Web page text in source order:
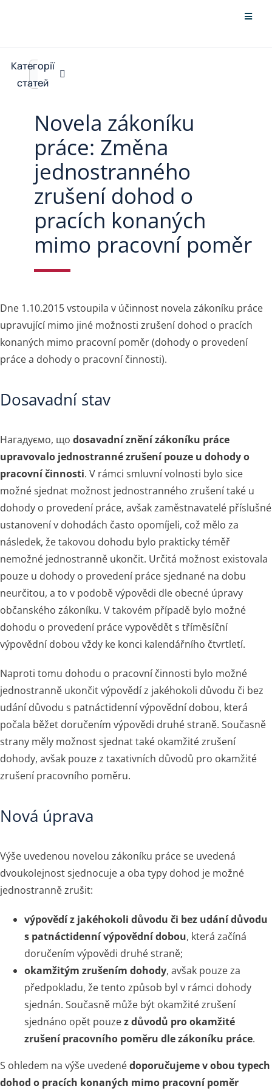
Категорії
статей
Шукайте:
Novela zákoníku
práce: Změna
jednostranného
zrušení dohod o
pracích konaných
mimo pracovní poměr
Dne 1.10.2015 vstoupila v účinnost novela zákoníku práce
upravující mimo jiné možnosti zrušení dohod o pracích
konaných mimo pracovní poměr (dohody o provedení
práce a dohody o pracovní činnosti).
Dosavadní stav
Нагадуємо, що dosavadní znění zákoníku práce
upravovalo jednostranné zrušení pouze u dohody o
pracovní činnosti. V rámci smluvní volnosti bylo sice
možné sjednat možnost jednostranného zrušení také u
dohody o provedení práce, avšak zaměstnavatelé příslušné
ustanovení v dohodách často opomíjeli, což mělo za
následek, že takovou dohodu bylo prakticky téměř
nemožné jednostranně ukončit. Určitá možnost existovala
pouze u dohody o provedení práce sjednané na dobu
neurčitou, a to v podobě výpovědi dle obecné úpravy
občanského zákoníku. V takovém případě bylo možné
dohodu o provedení práce vypovědět s tříměsíční
výpovědní dobou vždy ke konci kalendářního čtvrtletí.
Naproti tomu dohodu o pracovní činnosti bylo možné
jednostranně ukončit výpovědí z jakéhokoli důvodu či bez
udání důvodu s patnáctidenní výpovědní dobou, která
počala běžet doručením výpovědi druhé straně. Současně
strany měly možnost sjednat také okamžité zrušení
dohody, avšak pouze z taxativních důvodů pro okamžité
zrušení pracovního poměru.
Nová úprava
Výše uvedenou novelou zákoníku práce se uvedená
dvoukolejnost sjednocuje a oba typy dohod je možné
jednostranně zrušit:
výpovědí z jakéhokoli důvodu či bez udání důvodu
s patnáctidenní výpovědní dobou, která začíná
doručením výpovědi druhé straně;
okamžitým zrušením dohody, avšak pouze za
předpokladu, že tento způsob byl v rámci dohody
sjednán. Současně může být okamžité zrušení
sjednáno opět pouzez důvodů pro okamžité
zrušení pracovního poměru dle zákoníku práce.
S ohledem na výše uvedenédoporučujeme v obou typech
dohod o pracích konaných mimo pracovní poměr